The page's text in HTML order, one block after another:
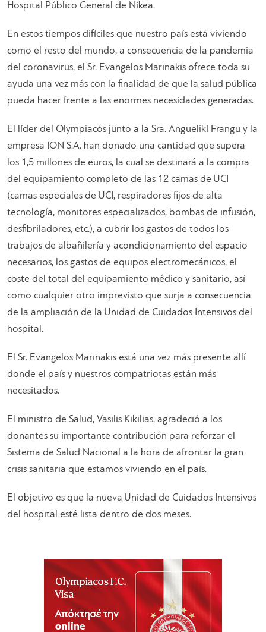
Hospital Público General de Níkea.
En estos tiempos difíciles que nuestro país está viviendo
como el resto del mundo, a consecuencia de la pandemia
del coronavirus, el Sr. Evangelos Marinakis ofrece toda su
ayuda una vez más con la finalidad de que la salud pública
pueda hacer frente a las enormes necesidades generadas.
El líder del Olympiacós junto a la Sra. Anguelikí Frangu y la
empresa ION S.A. han donado una cantidad que supera
los 1,5 millones de euros, la cual se destinará a la compra
del equipamiento completo de las 12 camas de UCI
(camas especiales de UCI, respiradores fijos de alta
tecnología, monitores especializados, bombas de infusión,
desfibriladores, etc.), a cubrir los gastos de todos los
trabajos de albañilería y acondicionamiento del espacio
necesarios, los gastos de equipos electromecánicos, el
coste del total del equipamiento médico y sanitario, así
como cualquier otro imprevisto que surja a consecuencia
de la ampliación de la Unidad de Cuidados Intensivos del
hospital.
El Sr. Evangelos Marinakis está una vez más presente allí
donde el país y nuestros compatriotas están más
necesitados.
El ministro de Salud, Vasilis Kikilias, agradeció a los
donantes su importante contribución para reforzar el
Sistema de Salud Nacional a la hora de afrontar la gran
crisis sanitaria que estamos viviendo en el país.
El objetivo es que la nueva Unidad de Cuidados Intensivos
del hospital esté lista dentro de dos meses.